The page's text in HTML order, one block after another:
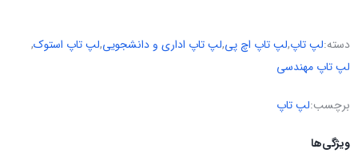
دسته:لپ تاپ,لپ تاپ اچ پی,لپ تاپ اداری و دانشجویی,لپ تاپ استوک,
لپ تاپ مهندسی
برچسب:لپ تاپ
ویژگی‌ها